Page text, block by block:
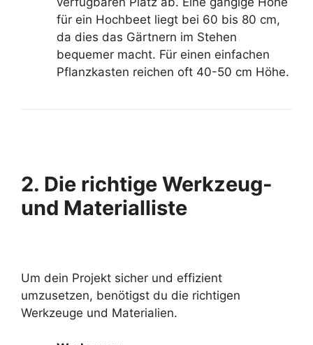
für ein Hochbeet liegt bei 60 bis 80 cm,
da dies das Gärtnern im Stehen
bequemer macht. Für einen einfachen
Pflanzkasten reichen oft 40-50 cm Höhe.
2. Die richtige Werkzeug-
und Materialliste
Um dein Projekt sicher und effizient
umzusetzen, benötigst du die richtigen
Werkzeuge und Materialien.